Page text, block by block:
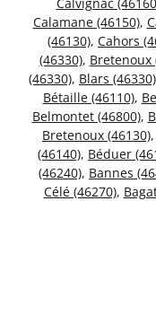
Calamane (46150),
(46130), Cahors
(46330), Bretenoux
(46330), Blars (46330)
Bétaille (46110),
Belmontet (46800),
Bretenoux (46130),
(46140), Béduer
(46240), Bannes
Célé (46270),